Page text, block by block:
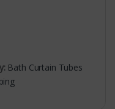
Bath Curtain Tubes